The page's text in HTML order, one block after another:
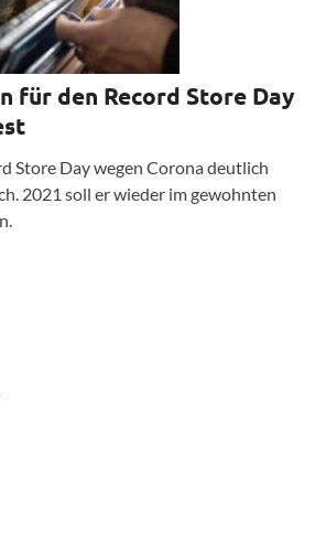
für den Record Store Day
Store Day wegen Corona deutlich
2021 soll er wieder im gewohnten